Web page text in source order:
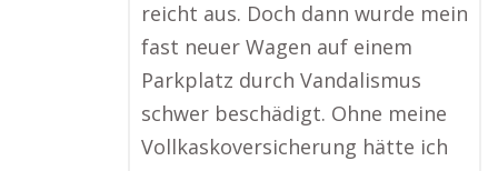
reicht aus. Doch dann wurde mein
fast neuer Wagen auf einem
Parkplatz durch Vandalismus
schwer beschädigt. Ohne meine
Vollkaskoversicherung hätte ich